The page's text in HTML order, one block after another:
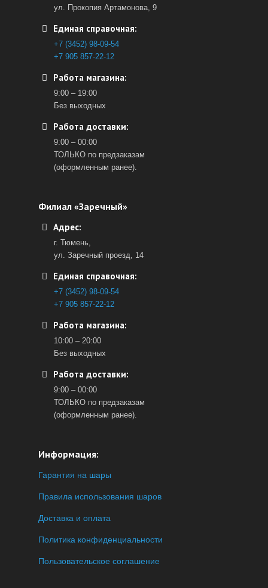
ул. Прокопия Артамонова, 9
Единая справочная:
+7 (3452) 98-09-54
+7 905 857-22-12
Работа магазина:
9:00 – 19:00
Без выходных
Работа доставки:
9:00 – 00:00
ТОЛЬКО по предзаказам
(оформленным ранее).
Филиал «Заречный»
Адрес:
г. Тюмень,
ул. Заречный проезд, 14
Единая справочная:
+7 (3452) 98-09-54
+7 905 857-22-12
Работа магазина:
10:00 – 20:00
Без выходных
Работа доставки:
9:00 – 00:00
ТОЛЬКО по предзаказам
(оформленным ранее).
Информация:
Гарантия на шары
Правила использования шаров
Доставка и оплата
Политика конфиденциальности
Пользовательское соглашение